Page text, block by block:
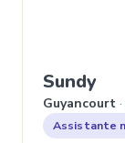
Sundy,
Guyancourt
Assistante